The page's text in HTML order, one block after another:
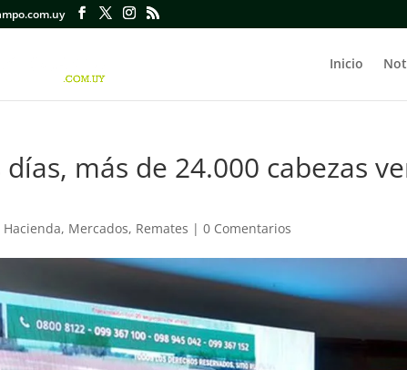
Inicio
días, más de 24.000 cabezas
Hacienda, Mercados, Remates |0 Comentarios